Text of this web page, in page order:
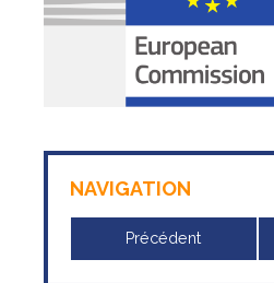
NAVIGATION
Précédent